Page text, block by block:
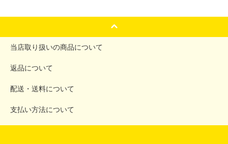
当店取り扱いの商品について
返品について
配送・送料について
支払い方法について